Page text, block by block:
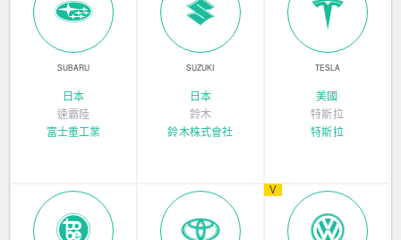
SUBARU
日本
速霸陸
富士重工業
SUZUKI
日本
鈴木
鈴木株式會社
TESLA
美國
特斯拉
特斯拉
V